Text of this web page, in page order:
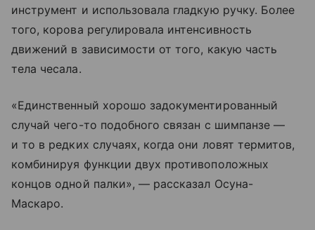
инструмент и использовала гладкую ручку. Более
того, корова регулировала интенсивность
движений в зависимости от того, какую часть
тела чесала.
«Единственный хорошо задокументированный
случай чего-то подобного связан с шимпанзе —
и то в редких случаях, когда они ловят термитов,
комбинируя функции двух противоположных
концов одной палки», — рассказал Осуна-
Маскаро.